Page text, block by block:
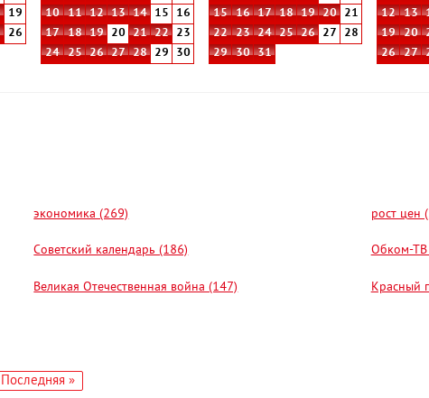
19
26
10
11 12 13 14 15
16
17
18 19 20 21 22
23
24
25 26 27 28 29 30
15
16 17 18 19 20
21
22
23 24 25 26 27
28
29
30 31
12
13
19
20
26
27
экономика (269) рост цен
Советский календарь (186) Обком-ТВ
Великая Отечественная война (147) Красный
Последняя
Последняя »